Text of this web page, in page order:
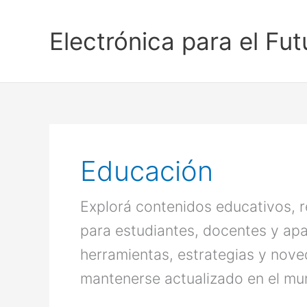
Electrónica para el
Educación
Explorá contenidos educativos,
para estudiantes, docentes y
herramientas, estrategias y
mantenerse actualizado en el